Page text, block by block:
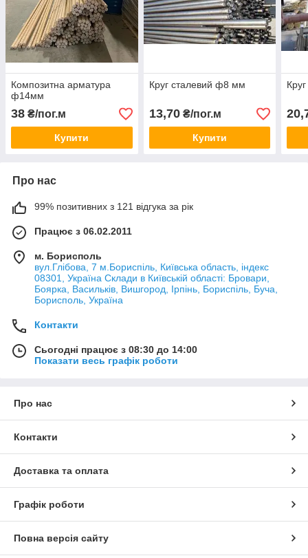
Композитна арматура
ф14мм
38 ₴/пог.м
Купити
Круг сталевий ф8 мм
13,70₴/пог.м
Купити
Про нас
99% позитивних з 121 відгука за рік
Працює з 06.02.2011
м. Борисполь
вул.Глібова, 7 м.Бориспіль, Київська область, індекс
08301, Україна Склади в Київській області: Бровари,
Боярка, Васильків, Вишгород, Ірпінь, Бориспіль, Буча,
Борисполь, Україна
Контакти
Сьогодні працює з 08:30 до 14:00
Показати весь графік роботи
Про нас
Контакти
Доставка та оплата
Графік роботи
Повна версія сайту